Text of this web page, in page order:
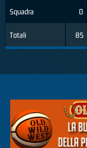
Squadra
Totali
0
85